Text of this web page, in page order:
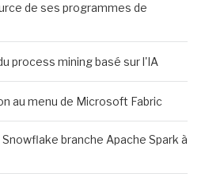
de ses programmes de
process mining basé sur l'IA
au menu de Microsoft Fabric
branche Apache Spark à